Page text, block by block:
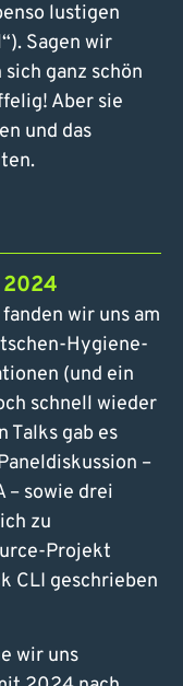
lustigen
Sagen wir
ganz schön
Aber sie
und das
2024
wir uns am
Hygiene-
(und ein
schnell wieder
Talks gab es
–
– sowie drei
zu
Projekt
CLI geschrieben
wir uns